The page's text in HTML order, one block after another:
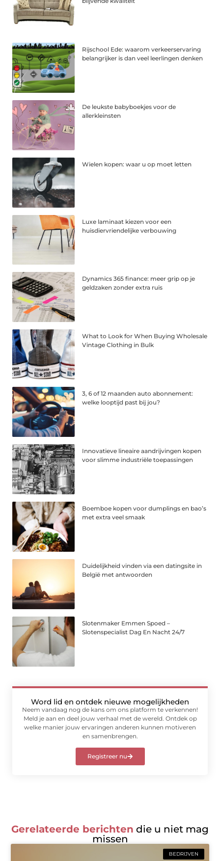
Rijschool Ede: waarom verkeerservaring
belangrijker is dan veel leerlingen denken
De leukste babyboekjes voor de
allerkleinsten
Wielen kopen: waar u op moet letten
Luxe laminaat kiezen voor een
huisdiervriendelijke verbouwing
Dynamics 365 finance: meer grip op je
geldzaken zonder extra ruis
What to Look for When Buying Wholesale
Vintage Clothing in Bulk
3, 6 of 12 maanden auto abonnement:
welke looptijd past bij jou?
Innovatieve lineaire aandrijvingen kopen
voor slimme industriële toepassingen
Boemboe kopen voor dumplings en bao’s
met extra veel smaak
Duidelijkheid vinden via een datingsite in
België met antwoorden
Slotenmaker Emmen Spoed –
Slotenspecialist Dag En Nacht 24/7
Word lid en ontdek nieuwe mogelijkheden
Neem vandaag nog de kans om ons platform te verkennen!
Meld je aan en deel jouw verhaal met de wereld. Ontdek op
welke manier jouw ervaringen anderen kunnen motiveren
en samenbrengen.
Registreer nu
Gerelateerde berichten die u niet mag
missen
BEDRIJVEN